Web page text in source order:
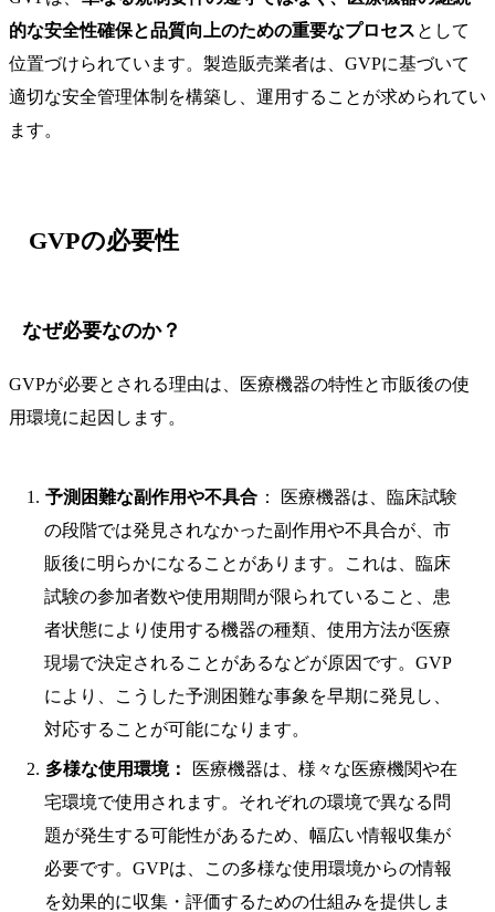
的な安全性確保と品質向上のための重要なプロセス として
位置づけられています。製造販売業者は、GVPに基づいて
適切な安全管理体制を構築し、運用することが求められてい
ます。
GVPの必要性
なぜ必要なのか？
GVPが必要とされる理由は、医療機器の特性と市販後の使
用環境に起因します。
予測困難な副作用や不具合 ： 医療機器は、臨床試験
の段階では発見されなかった副作用や不具合が、市
販後に明らかになることがあります。これは、臨床
試験の参加者数や使用期間が限られていること、患
者状態により使用する機器の種類、使用方法が医療
現場で決定されることがあるなどが原因です。GVP
により、こうした予測困難な事象を早期に発見し、
対応することが可能になります。
多様な使用環境：
医療機器は、様々な医療機関や在
宅環境で使用されます。それぞれの環境で異なる問
題が発生する可能性があるため、幅広い情報収集が
必要です。GVPは、この多様な使用環境からの情報
を効果的に収集・評価するための仕組みを提供しま